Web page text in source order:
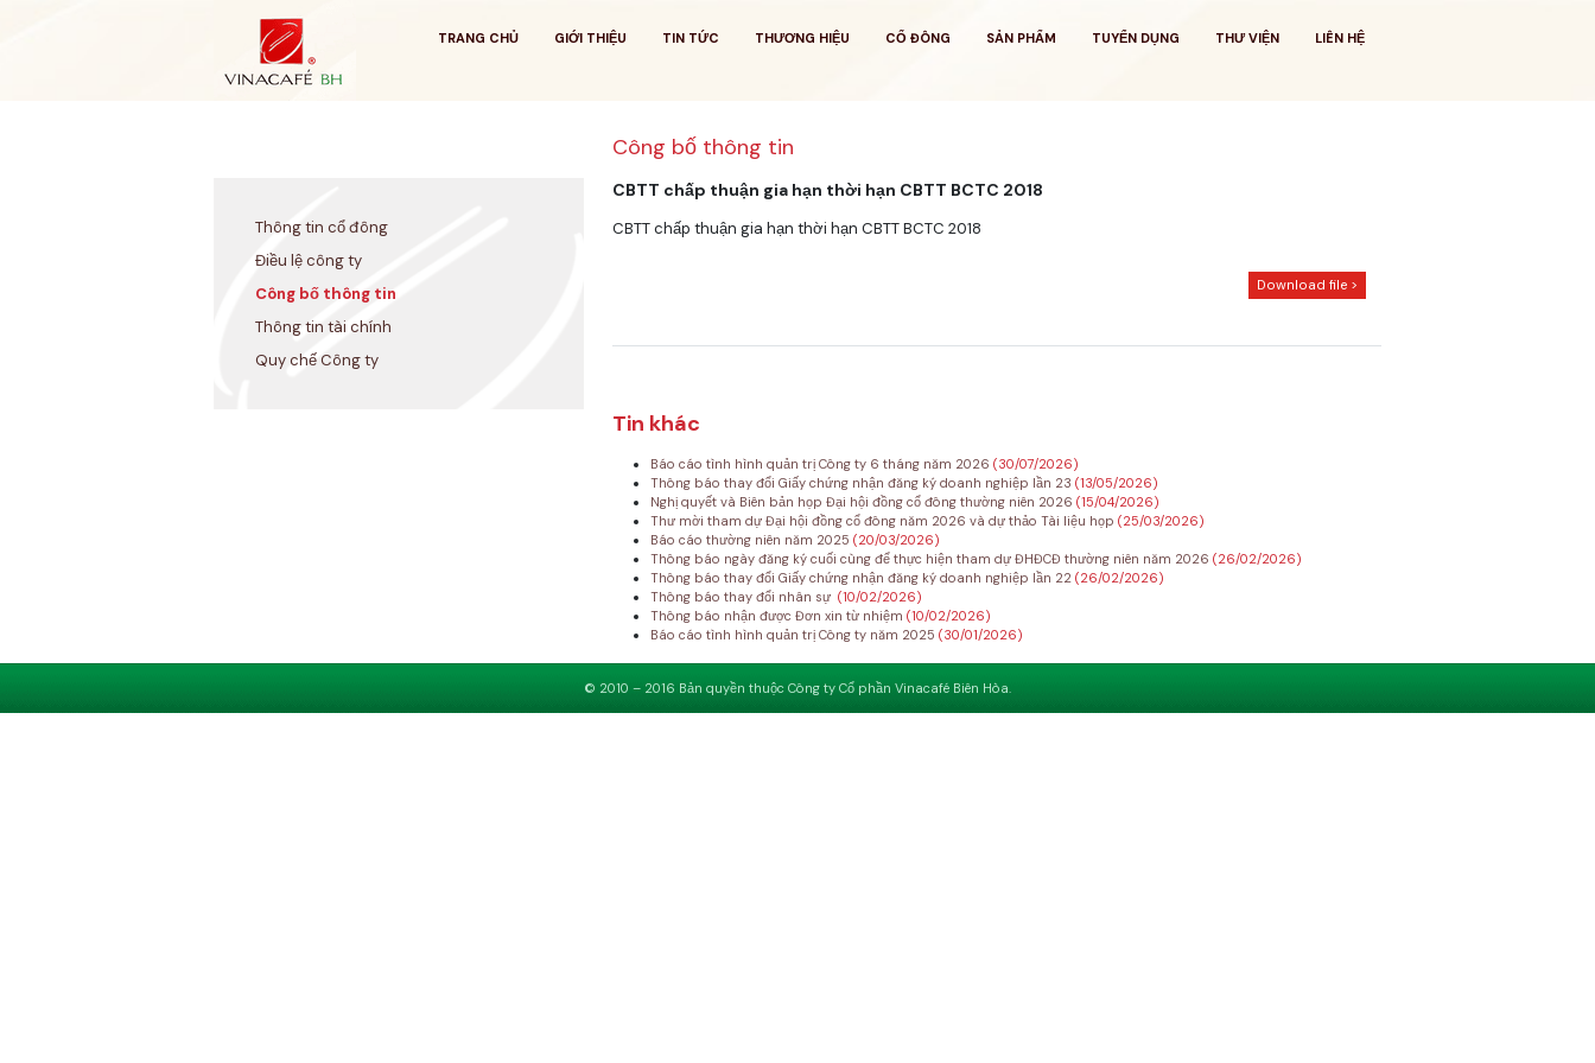
TRANG CHỦ GIỚI THIỆU TIN TỨC THƯƠNG HIỆU CỔ ĐÔNG SẢN PHẨM TUYỂN DỤNG THƯ VIỆN LIÊN HỆ
Công bố thông tin
Thông tin cổ đông
Điều lệ công ty
Công bố thông tin
Thông tin tài chính
Quy chế Công ty
CBTT chấp thuận gia hạn thời hạn CBTT BCTC 2018
CBTT chấp thuận gia hạn thời hạn CBTT BCTC 2018
Download file >
Tin khác
Báo cáo tình hình quản trị Công ty 6 tháng năm 2026 (30/07/2026)
Thông báo thay đổi Giấy chứng nhận đăng ký doanh nghiệp lần 23 (13/05/2026)
Nghị quyết và Biên bản họp Đại hội đồng cổ đông thường niên 2026 (15/04/2026)
Thư mời tham dự Đại hội đồng cổ đông năm 2026 và dự thảo Tài liệu họp (25/03/2026)
Báo cáo thường niên năm 2025 (20/03/2026)
Thông báo ngày đăng ký cuối cùng để thực hiện tham dự ĐHĐCĐ thường niên năm 2026 (26/02/2026)
Thông báo thay đổi Giấy chứng nhận đăng ký doanh nghiệp lần 22 (26/02/2026)
Thông báo thay đổi nhân sự (10/02/2026)
Thông báo nhận được Đơn xin từ nhiệm (10/02/2026)
Báo cáo tình hình quản trị Công ty năm 2025 (30/01/2026)
© 2010 – 2016 Bản quyền thuộc Công ty Cổ phần Vinacafé Biên Hòa.